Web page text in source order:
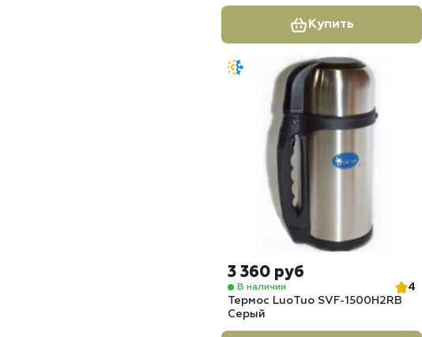
Купить
3 360 руб
В наличии
4
Термос LuoTuo SVF-1500H2RB
Серый